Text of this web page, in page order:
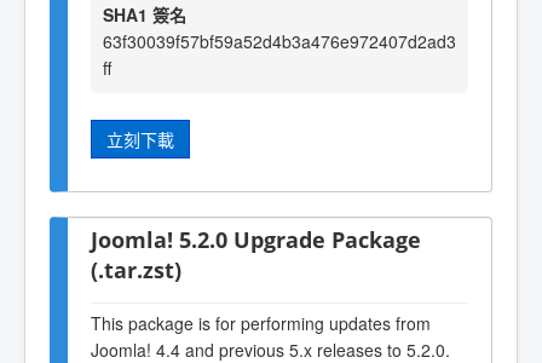
SHA1 簽名
63f30039f57bf59a52d4b3a476e972407d2ad3
ff
立刻下載
Joomla! 5.2.0 Upgrade Package
(.tar.zst)
This package is for performing updates from
Joomla! 4.4 and previous 5.x releases to 5.2.0.